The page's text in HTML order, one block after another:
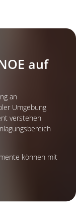
Pfandbrief der
auf
an
Umgebung
verstehen
können mit